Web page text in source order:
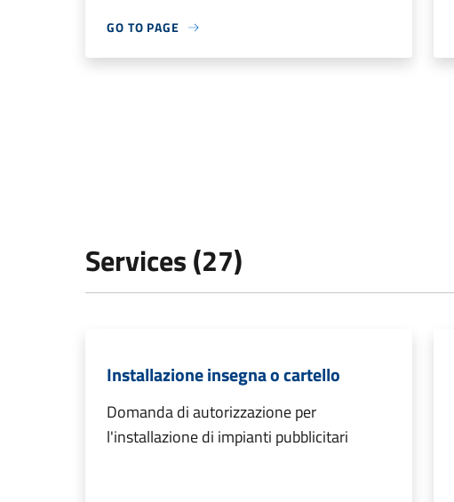
GO TO PAGE
Services (27)
Installazione insegna o cartello
Domanda di autorizzazione per
l'installazione di impianti pubblicitari